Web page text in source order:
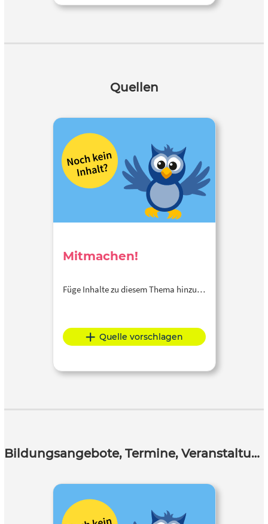
Quellen
Mitmachen!
Füge Inhalte zu diesem Thema hinzu…
Quelle vorschlagen
Bildungsangebote, Termine, Veranstaltungen